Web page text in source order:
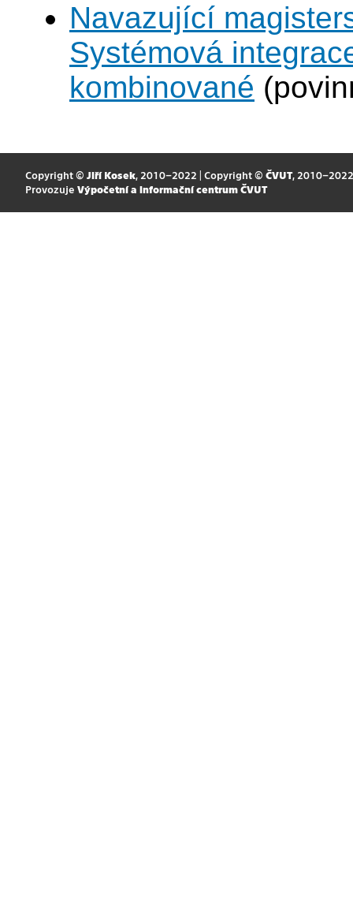
Navazující
Systémová
kombinované
Copyright © Jiří Kosek, 2010–2022 | Copyright © ČVUT, 2010–2022
Provozuje Výpočetní a informační centrum ČVUT